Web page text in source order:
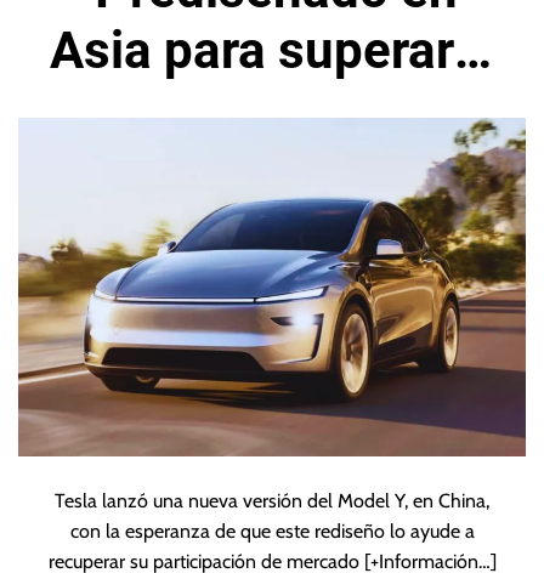
Asia para superar a
sus rivales
Tesla lanzó una nueva versión del Model Y, en China,
con la esperanza de que este rediseño lo ayude a
recuperar su participación de mercado [+Información…]